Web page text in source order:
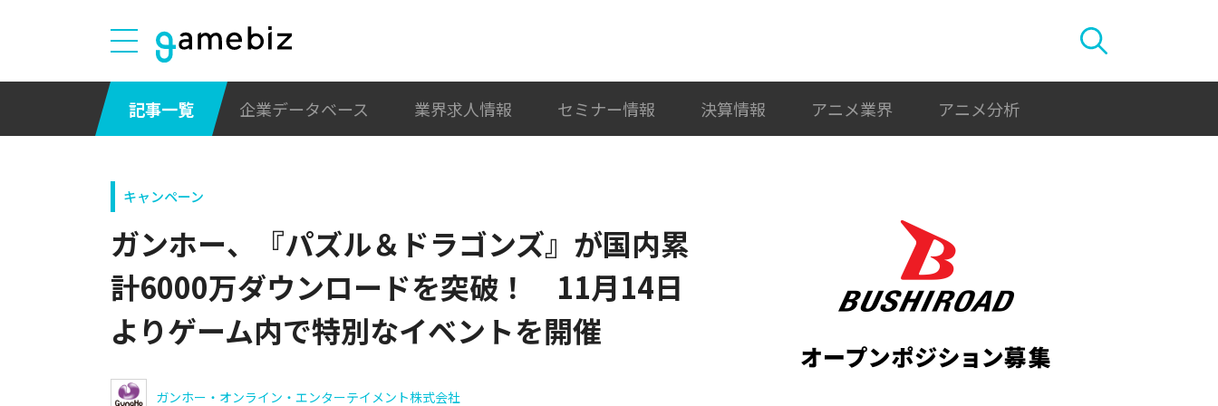
記事一覧 企業データベース 業界求人情報 セミナー情報 決算情報 アニメ業界 アニメ分析
キャンペーン
ガンホー、『パズル＆ドラゴンズ』が国内累
計6000万ダウンロードを突破！ 11月14日
よりゲーム内で特別なイベントを開催
ガンホー・オンライン・エンターテイメント株式会社